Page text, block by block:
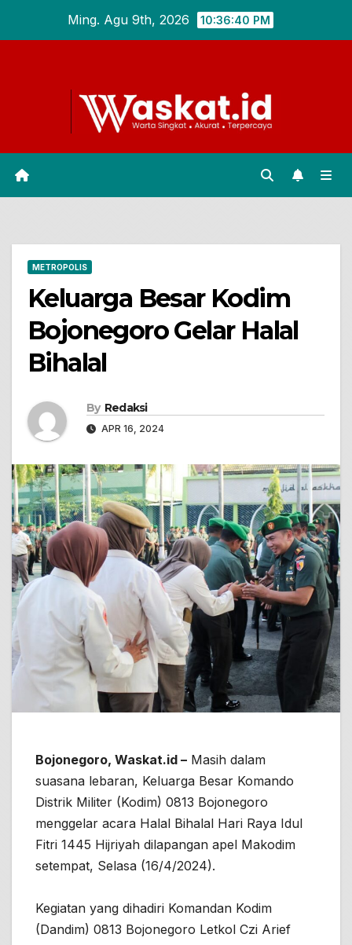
Ming. Agu 9th, 2026 10:36:41 PM
METROPOLIS
Keluarga Besar Kodim
Bojonegoro Gelar Halal
Bihalal
By Redaksi
APR 16, 2024
Bojonegoro, Waskat.id – Masih dalam
suasana lebaran, Keluarga Besar Komando
Distrik Militer (Kodim) 0813 Bojonegoro
menggelar acara Halal Bihalal Hari Raya Idul
Fitri 1445 Hijriyah dilapangan apel Makodim
setempat, Selasa (16/4/2024).
Kegiatan yang dihadiri Komandan Kodim
(Dandim) 0813 Bojonegoro Letkol Czi Arief